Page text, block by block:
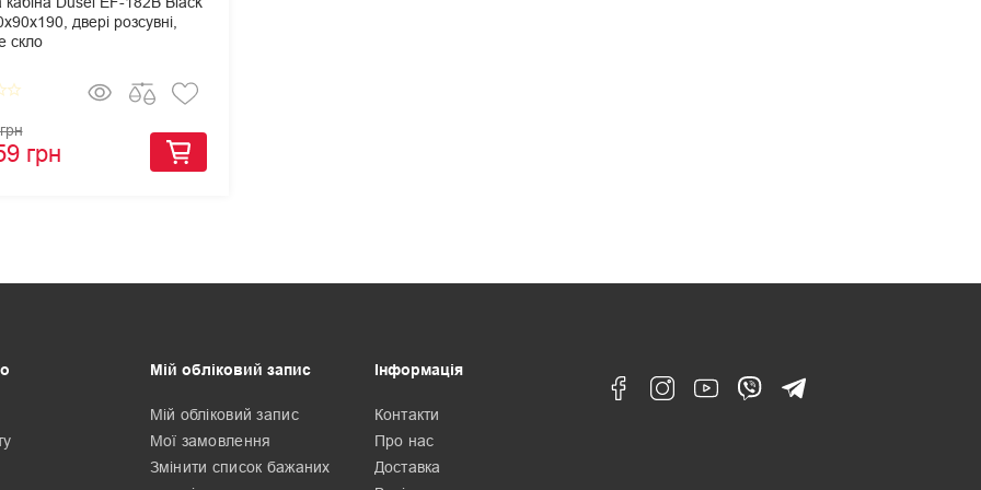
двері розсувні,
скло
star_border
грн
Мій обліковий запис
Мій обліковий запис
Мої замовлення
Змінити список бажаних
Інформація
Контакти
Про нас
Доставка